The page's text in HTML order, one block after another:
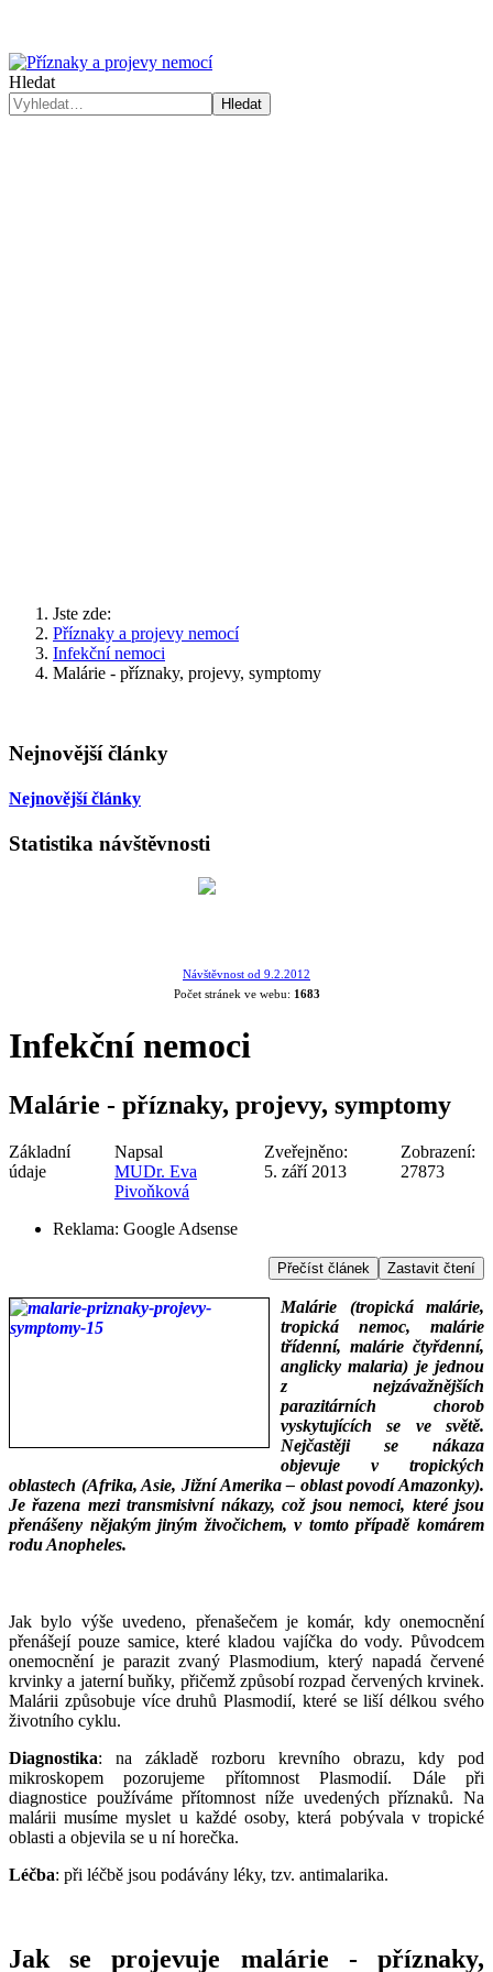
Hledat
Hledat
Jste zde:
Příznaky a projevy nemocí
Infekční nemoci
Malárie - příznaky, projevy, symptomy
Nejnovější články
Nejnovější články
Statistika návštěvnosti
Návštěvnost od 9.2.2012
Počet stránek ve webu: 1683
Infekční nemoci
Malárie - příznaky, projevy, symptomy
Základní
údaje
Napsal
MUDr. Eva
Pivoňková
Zveřejněno:
5. září 2013
Zobrazení:
27873
Reklama: Google Adsense
Přečíst článek Zastavit čtení
Malárie (tropická malárie,
tropická nemoc, malárie
třídenní, malárie čtyřdenní,
anglicky malaria) je jednou
z nejzávažnějších
parazitárních chorob
vyskytujících se ve světě.
Nejčastěji se nákaza
objevuje v tropických
oblastech (Afrika, Asie, Jižní Amerika – oblast povodí Amazonky).
Je řazena mezi transmisivní nákazy, což jsou nemoci, které jsou
přenášeny nějakým jiným živočichem, v tomto případě komárem
rodu Anopheles.
Jak bylo výše uvedeno, přenašečem je komár, kdy onemocnění
přenášejí pouze samice, které kladou vajíčka do vody. Původcem
onemocnění je parazit zvaný Plasmodium, který napadá červené
krvinky a jaterní buňky, přičemž způsobí rozpad červených krvinek.
Malárii způsobuje více druhů Plasmodií, které se liší délkou svého
životního cyklu.
Diagnostika: na základě rozboru krevního obrazu, kdy pod
mikroskopem pozorujeme přítomnost Plasmodií. Dále při
diagnostice používáme přítomnost níže uvedených příznaků. Na
malárii musíme myslet u každé osoby, která pobývala v tropické
oblasti a objevila se u ní horečka.
Léčba: při léčbě jsou podávány léky, tzv. antimalarika.
Jak se projevuje malárie - příznaky,